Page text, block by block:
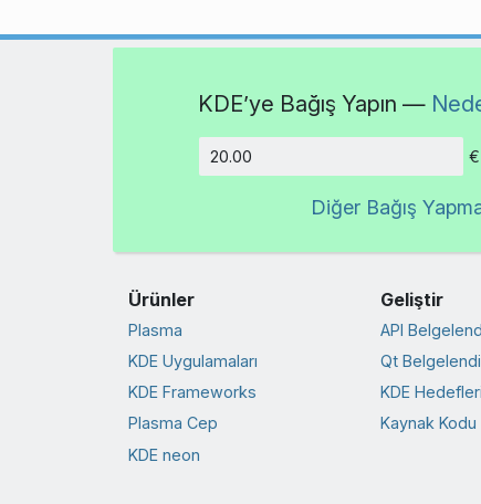
KDE’ye Bağış Yapın —
€
Diğer Bağış
Ürünler
Plasma
KDE Uygulamaları
KDE Frameworks
Plasma Cep
KDE neon
Geliştir
API
Qt
KDE Hedefleri
Kaynak Kodu